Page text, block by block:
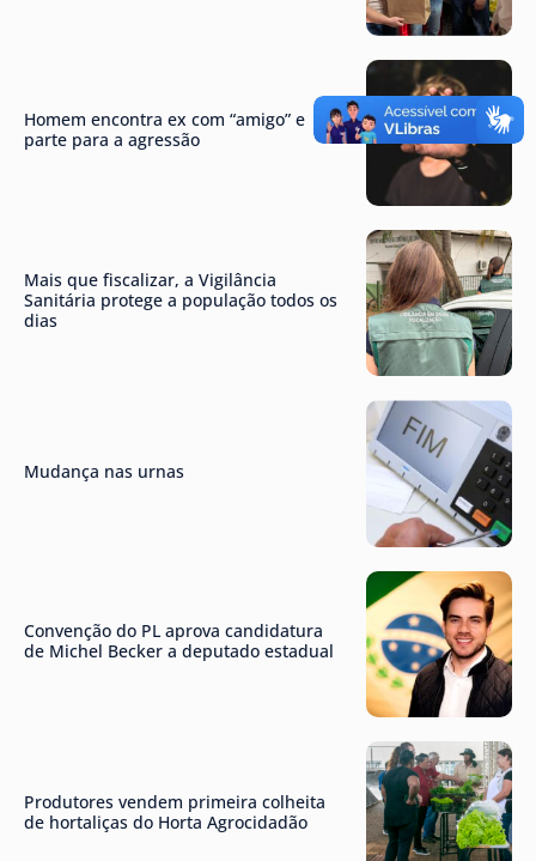
Homem encontra ex com “amigo” e
parte para a agressão
Mais que fiscalizar, a Vigilância
Sanitária protege a população todos os
dias
Mudança nas urnas
Convenção do PL aprova candidatura
de Michel Becker a deputado estadual
Produtores vendem primeira colheita
de hortaliças do Horta Agrocidadão